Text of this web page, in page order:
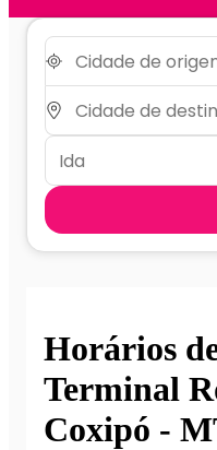
Horários
Terminal
Coxipó -